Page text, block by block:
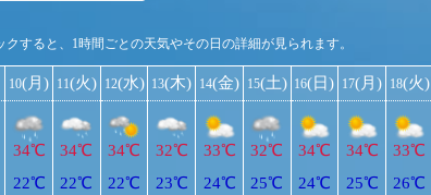
クすると、1時間ごとの天気やその日の詳細が見られます。
10(月)
34℃
22℃
11(火)
34℃
22℃
12(水)
34℃
22℃
13(木)
32℃
23℃
14(金)
33℃
24℃
15(土)
32℃
25℃
16(日)
34℃
24℃
17(月)
34℃
25℃
18(火)
33℃
26℃